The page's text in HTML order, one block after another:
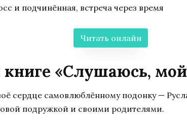
и подчинённая, встреча через время
Читать онлайн
книге «Слушаюсь,
сердце самовлюблённому подонку —
подружкой и своими родителями.